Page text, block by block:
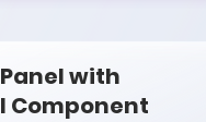
with
Component